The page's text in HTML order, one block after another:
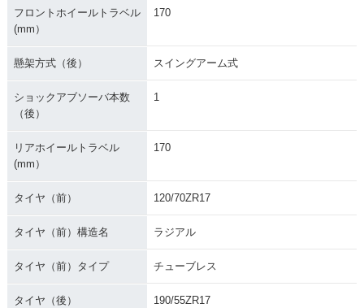
フロントホイールトラベル
(mm）
170
懸架方式（後） スイングアーム式
ショックアブソーバ本数
（後）
1
リアホイールトラベル
(mm）
170
タイヤ（前） 120/70ZR17
タイヤ（前）構造名 ラジアル
タイヤ（前）タイプ チューブレス
タイヤ（後） 190/55ZR17